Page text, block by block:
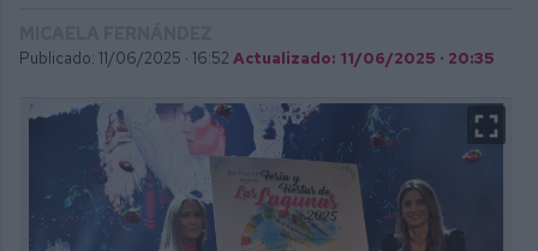
Publicado: 11/06/2025 · 16:52 Actualizado: 11/06/2025 · 20:35